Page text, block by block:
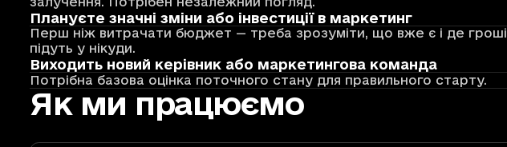
Плануєте значні зміни або інвестиції в маркетинг
Перш ніж витрачати бюджет — треба зрозуміти, що вже є і де гроші
підуть у нікуди.
Виходить новий керівник або маркетингова команда
Потрібна базова оцінка поточного стану для правильного старту.
Як ми працюємо